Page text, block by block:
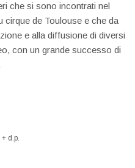
che si sono incontrati nel
cirque de Toulouse e che da
e alla diffusione di diversi
con un grande successo di
d.p.